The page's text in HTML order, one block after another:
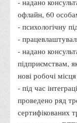
Проєкт,
в Україні
Мета
осіб, які
бойових дій у